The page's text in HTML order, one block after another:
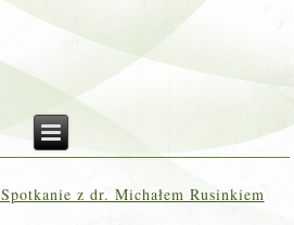
Spotkanie z dr. Michałem Rusinkiem